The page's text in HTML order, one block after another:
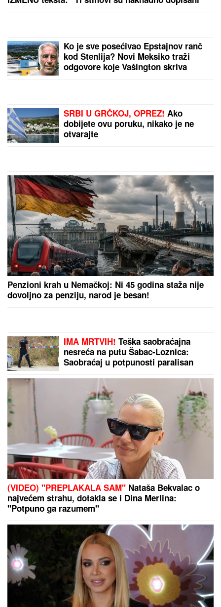
Ko je sve posećivao Epstajnov ranč
kod Stenlija? Novi Meksiko traži
odgovore koje Vašington skriva
SRBI U GRČKOJ, OPREZ! Ako
dobijete ovu poruku, nikako je ne
otvarajte
Penzioni krah u Nemačkoj: Ni 45 godina staža nije
dovoljno za penziju, narod je besan!
IMA MRTVIH! Teška saobraćajna
nesreća na putu Šabac-Loznica:
Saobraćaj u potpunosti paralisan
(VIDEO) "PREPLAKALA SAM" Nataša Bekvalac o
najvećem strahu, dotakla se i Dina Merlina:
"Potpuno ga razumem"